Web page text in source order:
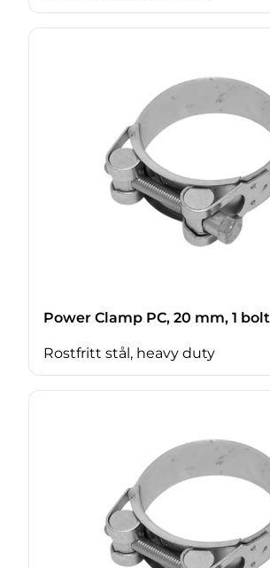
Power Clamp PC, 20 mm, 1 bolt
Rostfritt stål, heavy duty